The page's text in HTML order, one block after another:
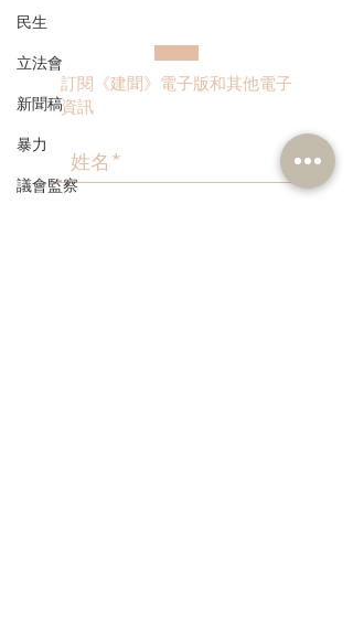
民生
立法會
新聞稿
暴力
議會監察
訂閱《建聞》電子版和其他電子
資訊